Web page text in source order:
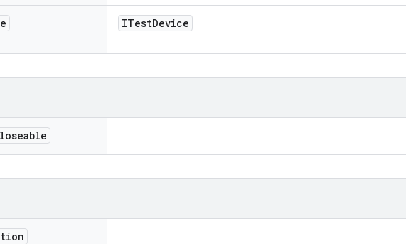
ITestDevice